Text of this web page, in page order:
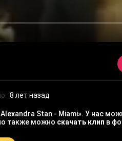
8 лет назад
Stan - Miami». У нас
также можно скачать клип в